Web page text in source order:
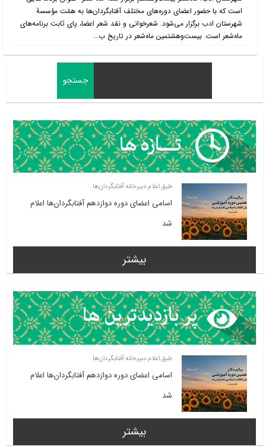
است که با حضور اعضای دوره‌های مختلف آفتابگردان‌ها به همّت مؤسسۀ
شهرستان ادب برگزار می‌شود. شعرخوانی و نقد شعر اعضا، پای ثابت برنامه‌های
ماه‌شعر است. بیست‌وهشتمین ماه‌شعر در تاریخ ب...
طبق اعلام دبیرخانه آفتابگردان‌ها
اسامی اعضای دوره دوازدهم آفتابگردان‌ها اعلام
شد
بیشتر
طبق اعلام دبیرخانه آفتابگردان‌ها
اسامی اعضای دوره دوازدهم آفتابگردان‌ها اعلام
شد
بیشتر